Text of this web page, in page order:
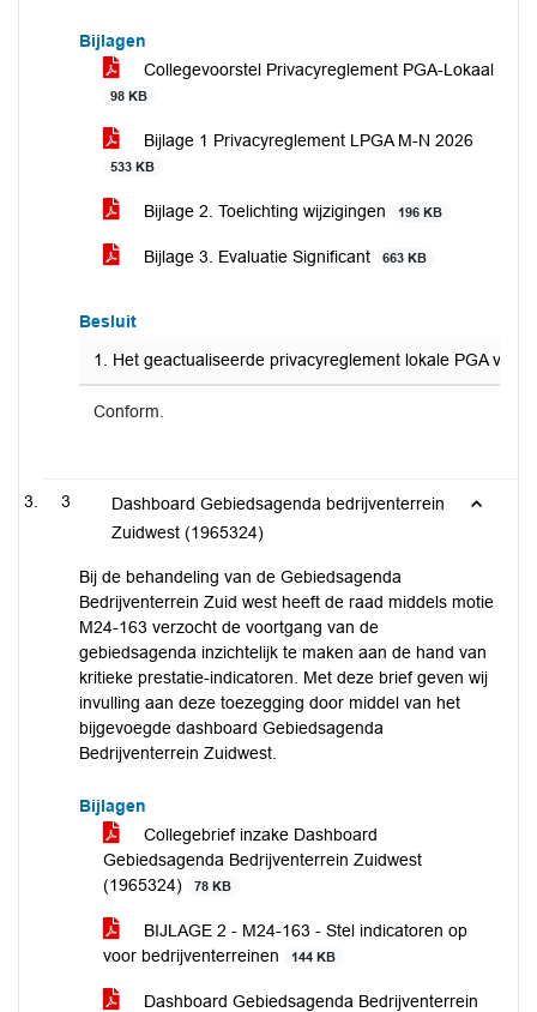
Bijlagen
Collegevoorstel Privacyreglement PGA-Lokaal
98 KB
Bijlage 1 Privacyreglement LPGA M-N 2026
533 KB
Bijlage 2. Toelichting wijzigingen 196 KB
Bijlage 3. Evaluatie Significant 663 KB
Besluit
1. Het geactualiseerde privacyreglement lokale PGA vast
Conform.
3
Dashboard Gebiedsagenda bedrijventerrein
Zuidwest (1965324)
Bij de behandeling van de Gebiedsagenda
Bedrijventerrein Zuid west heeft de raad middels motie
M24-163 verzocht de voortgang van de
gebiedsagenda inzichtelijk te maken aan de hand van
kritieke prestatie-indicatoren. Met deze brief geven wij
invulling aan deze toezegging door middel van het
bijgevoegde dashboard Gebiedsagenda
Bedrijventerrein Zuidwest.
Bijlagen
Collegebrief inzake Dashboard
Gebiedsagenda Bedrijventerrein Zuidwest
(1965324)
78 KB
BIJLAGE 2 - M24-163 - Stel indicatoren op
voor bedrijventerreinen
144 KB
Dashboard Gebiedsagenda Bedrijventerrein